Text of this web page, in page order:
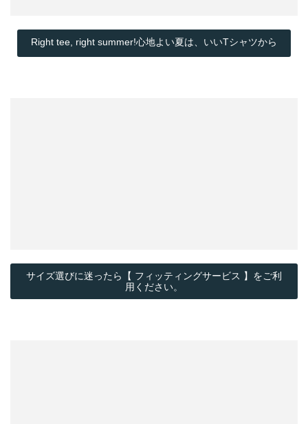
Right tee, right summer!心地よい夏は、いいTシャツから
サイズ選びに迷ったら【 フィッティングサービス 】をご利
用ください。